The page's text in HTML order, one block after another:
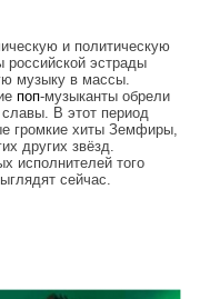
и политическую
российской эстрады
музыку в массы.
поп-музыканты обрели
В этот период
громкие хиты Земфиры,
других звёзд.
исполнителей того
сейчас.